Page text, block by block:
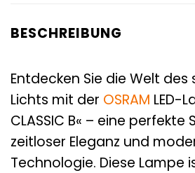
BESCHREIBUNG
Entdecken Sie die Welt
Lichts mit der OSRAM LED-
CLASSIC B« – eine perfekte
zeitloser Eleganz und
Technologie. Diese Lampe